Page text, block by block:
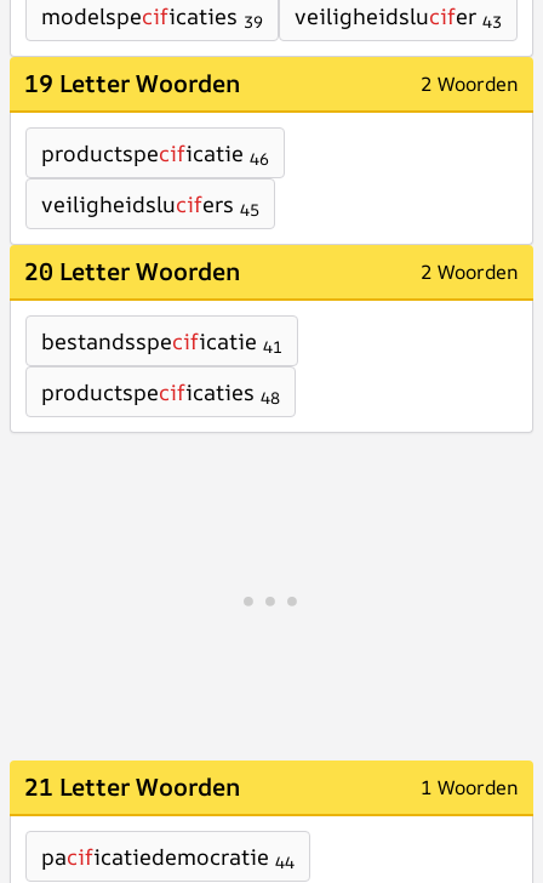
modelspecificaties 39 veiligheidslucifer 43
19 Letter Woorden 2 Woorden
productspecificatie 46
veiligheidslucifers 45
20 Letter Woorden 2 Woorden
bestandsspecificatie 41
productspecificaties 48
21 Letter Woorden 1 Woorden
pacificatiedemocratie 44